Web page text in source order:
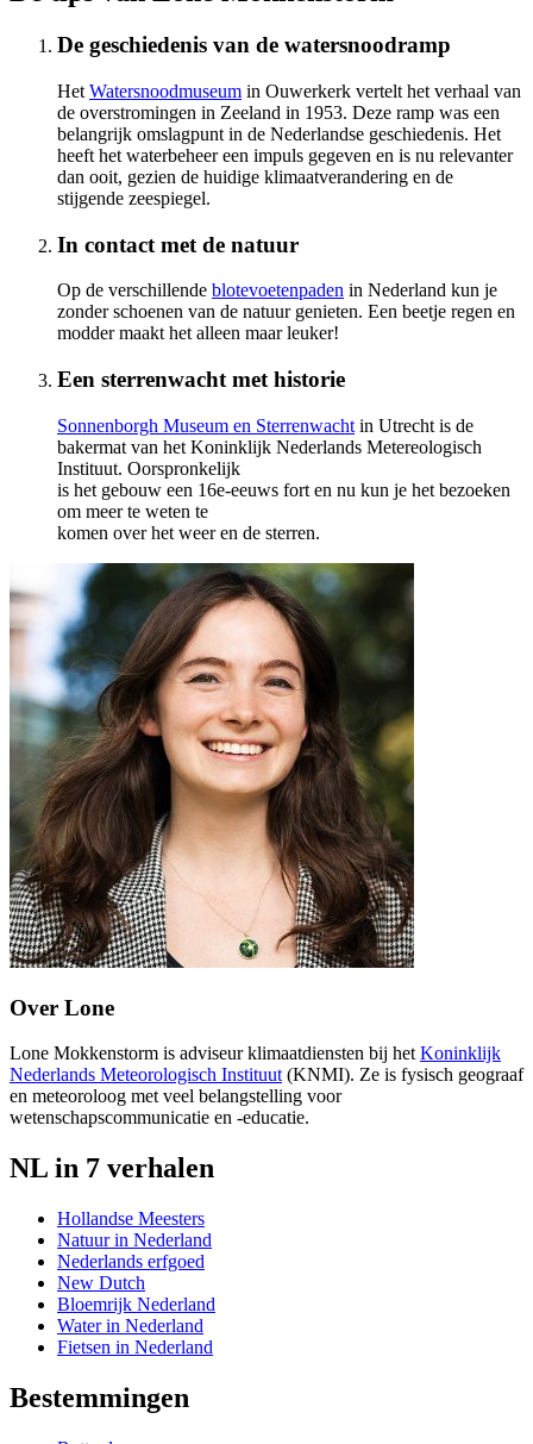
De geschiedenis van de watersnoodramp
Het Watersnoodmuseum in Ouwerkerk vertelt het verhaal van
de overstromingen in Zeeland in 1953. Deze ramp was een
belangrijk omslagpunt in de Nederlandse geschiedenis. Het
heeft het waterbeheer een impuls gegeven en is nu relevanter
dan ooit, gezien de huidige klimaatverandering en de
stijgende zeespiegel.
In contact met de natuur
Op de verschillende blotevoetenpaden in Nederland kun je
zonder schoenen van de natuur genieten. Een beetje regen en
modder maakt het alleen maar leuker!
Een sterrenwacht met historie
Sonnenborgh Museum en Sterrenwacht in Utrecht is de
bakermat van het Koninklijk Nederlands Metereologisch
Instituut. Oorspronkelijk
is het gebouw een 16e-eeuws fort en nu kun je het bezoeken
om meer te weten te
komen over het weer en de sterren.
Over Lone
Lone Mokkenstorm is adviseur klimaatdiensten bij het Koninklijk
Nederlands Meteorologisch Instituut (KNMI). Ze is fysisch geograaf
en meteoroloog met veel belangstelling voor
wetenschapscommunicatie en -educatie.
NL in 7 verhalen
Hollandse Meesters
Natuur in Nederland
Nederlands erfgoed
New Dutch
Bloemrijk Nederland
Water in Nederland
Fietsen in Nederland
Bestemmingen